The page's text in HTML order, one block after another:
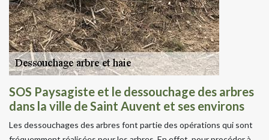
SOS Paysagiste et le dessouchage des arbres
dans la ville de Saint Auvent et ses environs
Les dessouchages des arbres font partie des opérations qui sont